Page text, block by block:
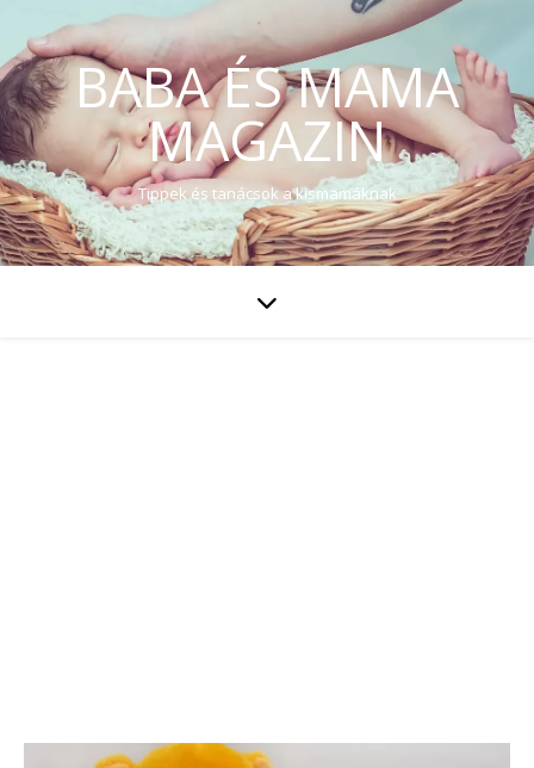
BABA ÉS MAMA
MAGAZIN
Tippek és tanácsok a kismamáknak